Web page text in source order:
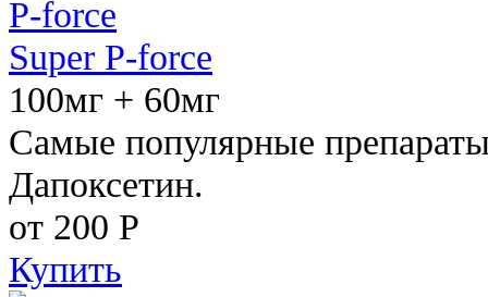
Super P-force
100мг + 60мг
Самые популярные
Дапоксетин.
от 200 Р
Купить